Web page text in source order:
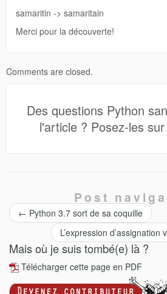
samaritin -> samaritain
Merci pour la découverte!
Comments are closed.
Des questions Python
l'article ? Posez-les sur
Post
← Python 3.7 sort de sa coquille
L’expression d’assignation
Mais où je suis tombé(e) là ?
Télécharger cette page en PDF